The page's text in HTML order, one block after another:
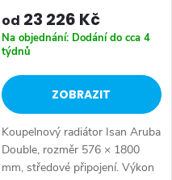
od 23 226 Kč
Na objednání: Dodání do cca 4
týdnů
ZOBRAZIT
Koupelnový radiátor Isan Aruba
Double, rozměr 576 × 1800
mm, středové připojení. Výkon